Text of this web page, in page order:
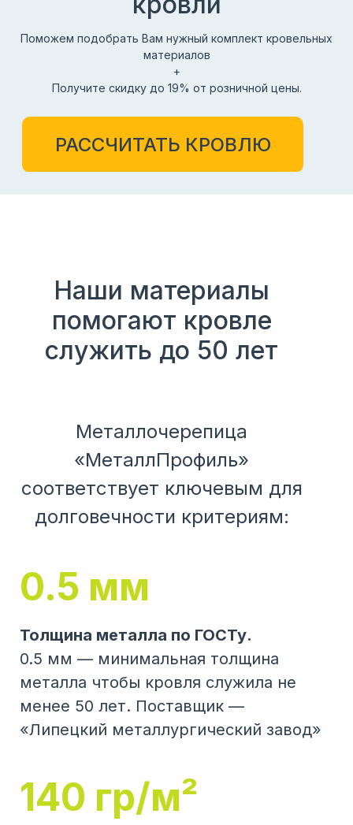
РАССЧИТАТЬ КРОВЛЮ
Поможем подобрать Вам нужный комплект кровельных
материалов
+
Получите скидку до 19% от розничной цены.
Металлочерепица
«МеталлПрофиль»
соответствует ключевым для
долговечности критериям:
Наши материалы
помогают кровле
служить до 50 лет
0.5 мм
Толщина металла по ГОСТу.
0.5 мм — минимальная толщина
металла чтобы кровля служила не
менее 50 лет. Поставщик —
«Липецкий металлургический завод»
140 гр/м²